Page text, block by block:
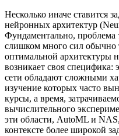
Несколько иначе ставится
нейронных архитектур
Фундаментально, проблема
слишком много сил обычно
оптимальной архитектуры
возникает своя
сети обладают сложными
изучение которых часто
курсы, а время,
вычислительного
эти области, AutoML и
контексте более широкой